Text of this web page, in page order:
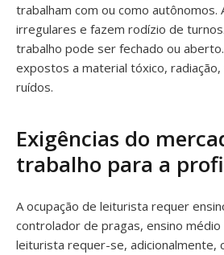
trabalham com ou como autônomos.
irregulares e fazem rodízio de
trabalho pode ser fechado ou
expostos a material tóxico,
ruídos.
Exigências do
trabalho para a
A ocupação de leiturista requer
controlador de pragas, ensino médio
leiturista requer-se, adicionalmente,